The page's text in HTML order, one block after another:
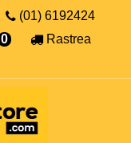
(01) 6192424
0
Rastrea